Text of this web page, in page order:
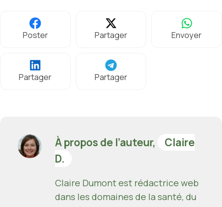
Poster Partager Envoyer
Partager Partager
À propos de l’auteur,
Claire
D.
Claire Dumont est rédactrice web
dans les domaines de la santé, du